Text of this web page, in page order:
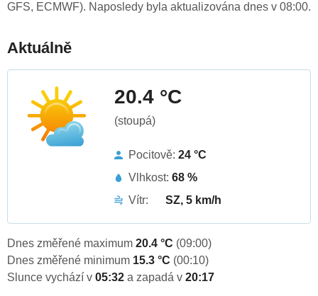
GFS, ECMWF). Naposledy byla aktualizována dnes v 08:00.
Aktuálně
20.4 °C
(stoupá)
Pocitově: 24 °C
Vlhkost: 68 %
Vítr:
SZ, 5 km/h
Dnes změřené maximum 20.4 °C (09:00)
Dnes změřené minimum 15.3 °C (00:10)
Slunce vychází v 05:32 a zapadá v 20:17